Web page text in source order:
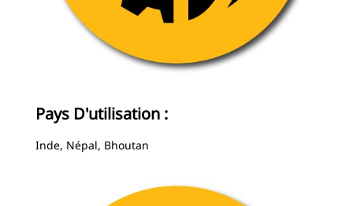
Pays D'utilisation :
Inde, Népal, Bhoutan